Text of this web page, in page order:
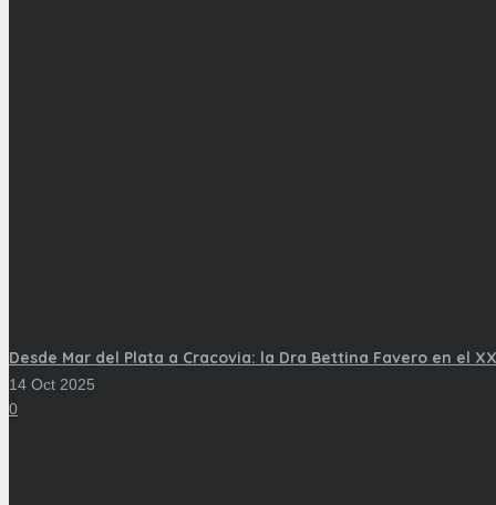
Desde Mar del Plata a Cracovia: la Dra Bettina Favero en el
14 Oct 2025
0